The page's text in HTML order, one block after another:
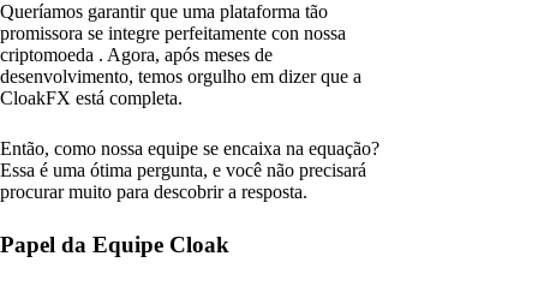
Queríamos garantir que uma plataforma tão
promissora se integre perfeitamente con nossa
criptomoeda . Agora, após meses de
desenvolvimento, temos orgulho em dizer que a
CloakFX está completa.
Então, como nossa equipe se encaixa na equação?
Essa é uma ótima pergunta, e você não precisará
procurar muito para descobrir a resposta.
Papel da Equipe Cloak